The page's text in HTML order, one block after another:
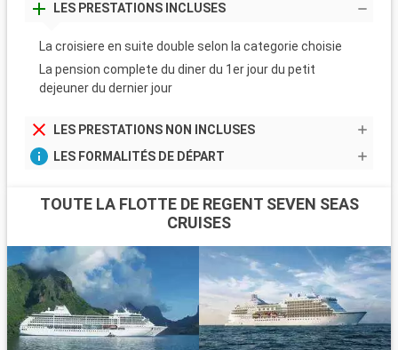
LES PRESTATIONS INCLUSES
La croisiere en suite double selon la categorie choisie
La pension complete du diner du 1er jour du petit
dejeuner du dernier jour
LES PRESTATIONS NON INCLUSES
LES FORMALITÉS DE DÉPART
TOUTE LA FLOTTE DE REGENT SEVEN SEAS
CRUISES